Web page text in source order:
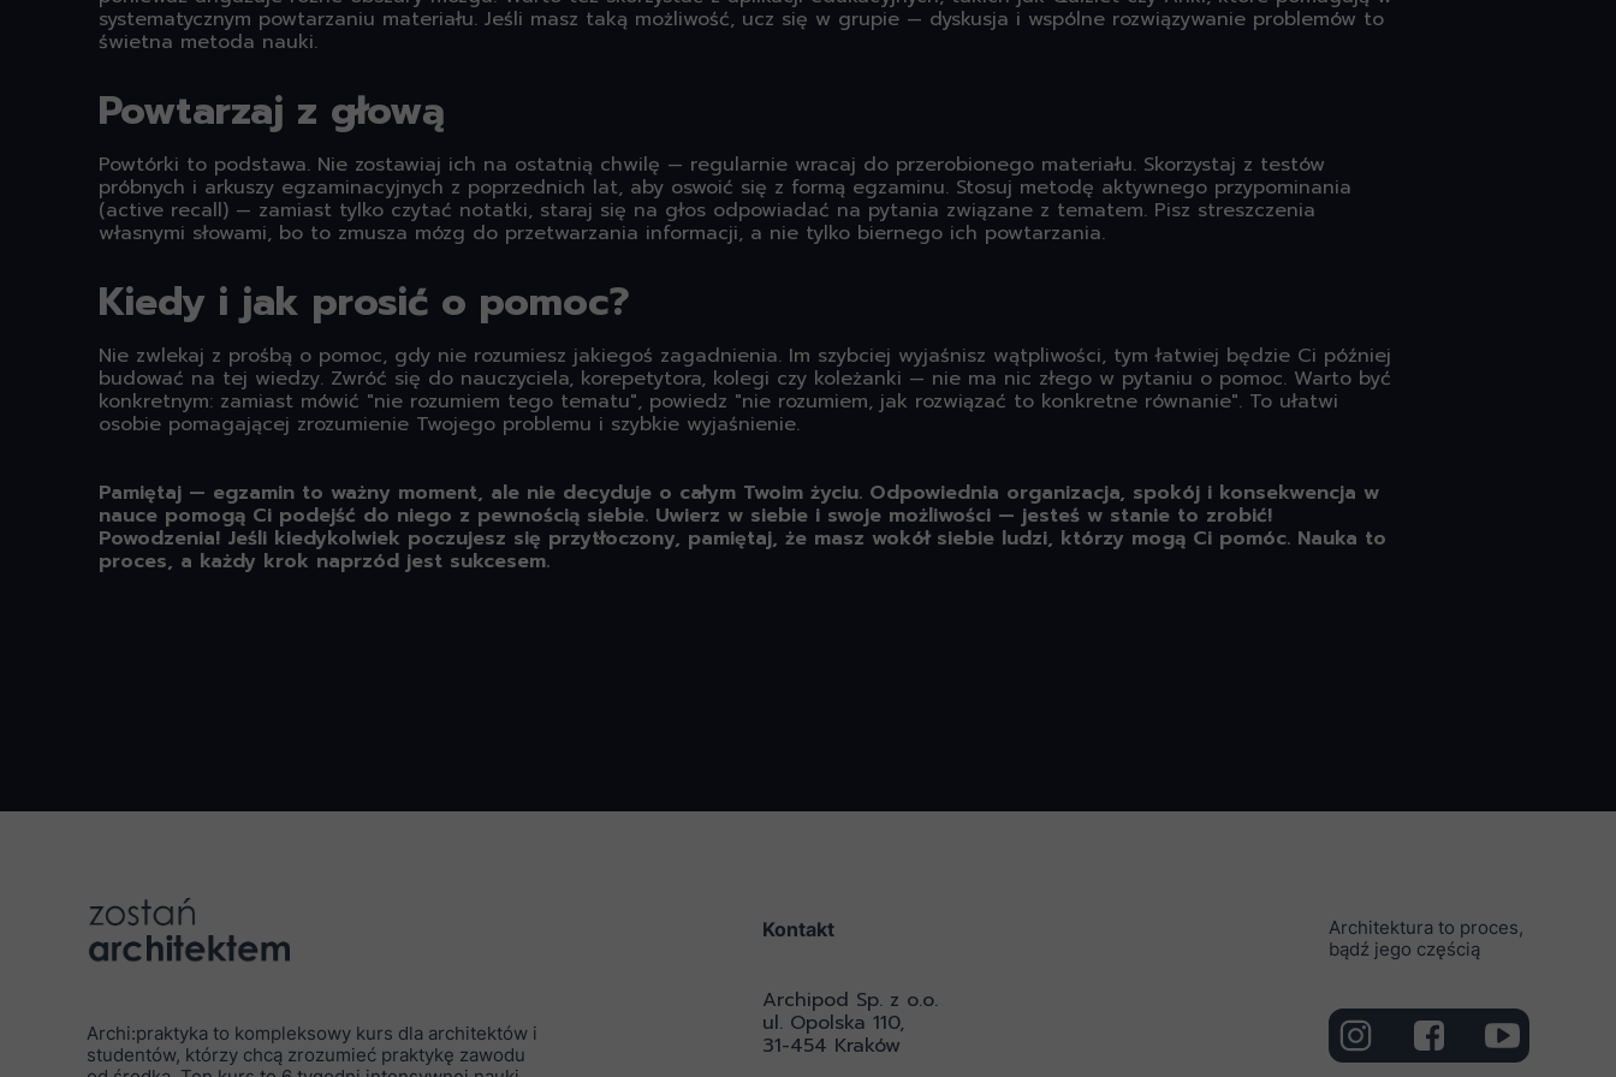
systematycznym powtarzaniu materiału. Jeśli masz taką możliwość, ucz się w grupie — dyskusja i wspólne rozwiązywanie problemów to
świetna metoda nauki.
Powtarzaj z głową
Powtórki to podstawa. Nie zostawiaj ich na ostatnią chwilę — regularnie wracaj do przerobionego materiału. Skorzystaj z testów
próbnych i arkuszy egzaminacyjnych z poprzednich lat, aby oswoić się z formą egzaminu. Stosuj metodę aktywnego przypominania
(active recall) — zamiast tylko czytać notatki, staraj się na głos odpowiadać na pytania związane z tematem. Pisz streszczenia
własnymi słowami, bo to zmusza mózg do przetwarzania informacji, a nie tylko biernego ich powtarzania.
Kiedy i jak prosić o pomoc?
Nie zwlekaj z prośbą o pomoc, gdy nie rozumiesz jakiegoś zagadnienia. Im szybciej wyjaśnisz wątpliwości, tym łatwiej będzie Ci później
budować na tej wiedzy. Zwróć się do nauczyciela, korepetytora, kolegi czy koleżanki — nie ma nic złego w pytaniu o pomoc. Warto być
konkretnym: zamiast mówić "nie rozumiem tego tematu", powiedz "nie rozumiem, jak rozwiązać to konkretne równanie". To ułatwi
osobie pomagającej zrozumienie Twojego problemu i szybkie wyjaśnienie.
Pamiętaj — egzamin to ważny moment, ale nie decyduje o całym Twoim życiu. Odpowiednia organizacja, spokój i konsekwencja w
nauce pomogą Ci podejść do niego z pewnością siebie. Uwierz w siebie i swoje możliwości — jesteś w stanie to zrobić!
Powodzenia! Jeśli kiedykolwiek poczujesz się przytłoczony, pamiętaj, że masz wokół siebie ludzi, którzy mogą Ci pomóc. Nauka to
proces, a każdy krok naprzód jest sukcesem.
Archipod Sp. z o.o.
ul. Opolska 110,
31-454 Kraków
Architektura to proces,
bądź jego częścią
Kontakt
Archi:praktyka to kompleksowy kurs dla architektów i
studentów, którzy chcą zrozumieć praktykę zawodu